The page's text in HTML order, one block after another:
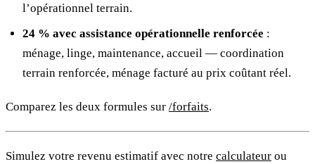
l’opérationnel terrain.
24 % avec assistance opérationnelle renforcée :
ménage, linge, maintenance, accueil — coordination
terrain renforcée, ménage facturé au prix coûtant réel.
Comparez les deux formules sur /forfaits.
Simulez votre revenu estimatif avec notre calculateur ou